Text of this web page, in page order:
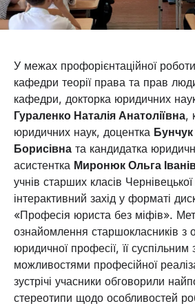
У межах профорієнтаційної
кафедри теорії права та прав
кафедри, докторка юридичних
Гураленко Наталія Анатоліївна,
юридичних наук, доцентка
Борисівна та кандидатка
асистентка Миронюк Ольга
учнів старших класів
інтерактивний захід у форматі
«Професія юриста без міфів».
ознайомлення старшокласників з
юридичної професії, її
можливостями професійної
зустрічі учасники обговорили
стереотипи щодо особливостей